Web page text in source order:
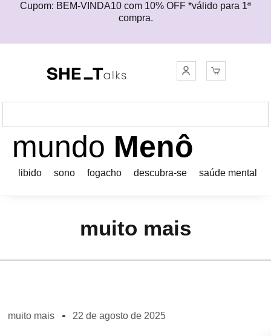
Cupom: BEM-VINDA10 com 10% OFF *válido para 1ª
compra.
libido sono fogacho descubra-se saúde mental
mundo Menô
muito mais
muito mais 22 de agosto de 2025